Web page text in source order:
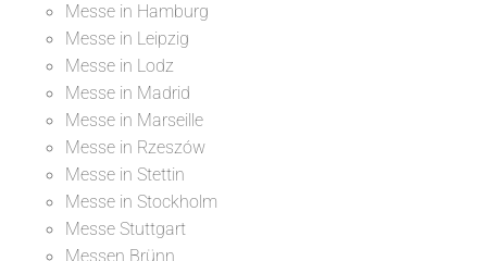
Messe in Hamburg
Messe in Leipzig
Messe in Lodz
Messe in Madrid
Messe in Marseille
Messe in Rzeszów
Messe in Stettin
Messe in Stockholm
Messe Stuttgart
Messen Brünn